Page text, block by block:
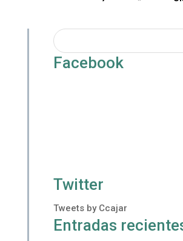
Facebook
Twitter
Tweets by Ccajar
Entradas